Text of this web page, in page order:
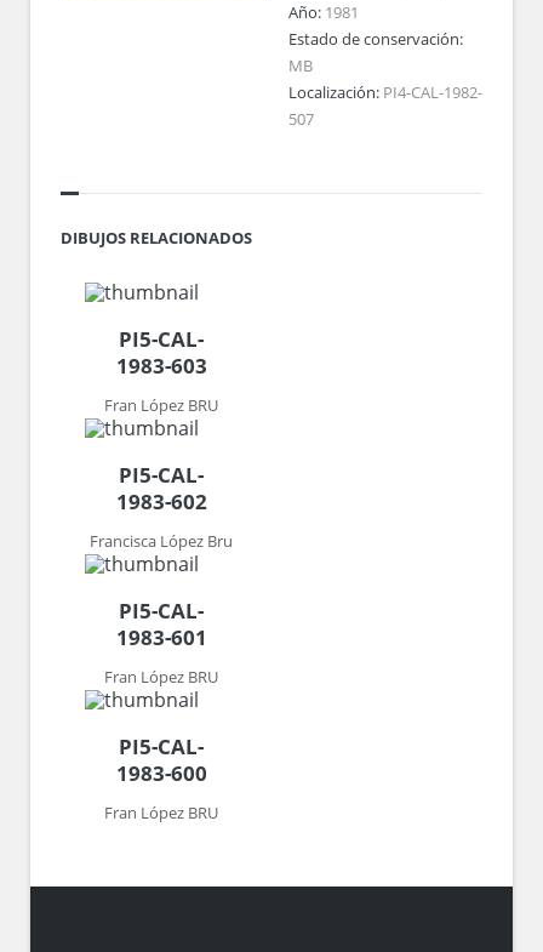
Año: 1981
Estado de conservación:
MB
Localización: PI4-CAL-1982-
507
DIBUJOS RELACIONADOS
PI5-CAL-
1983-603
Fran López BRU
PI5-CAL-
1983-602
Francisca López Bru
PI5-CAL-
1983-601
Fran López BRU
PI5-CAL-
1983-600
Fran López BRU